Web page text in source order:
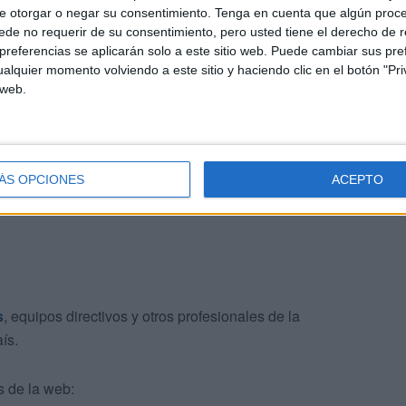
otorgar o negar su consentimiento. Tenga en cuenta que algún
no requerir de su consentimiento, pero usted tiene el derecho de
se aplicarán solo a este sitio web. Puede cambiar sus
momento volviendo a este sitio y haciendo clic en el botón
OPCIONES ACEPTO
del IES Almina. “Su proyecto Digiart con
en materia de agrupación entre centros”, de
este noviembre a Madrid para presentar su trabajo.
y el poder transformador que tiene en la vida de los
como el presentado por el IES Almina”, han
, equipos directivos y otros profesionales de la
de la web: